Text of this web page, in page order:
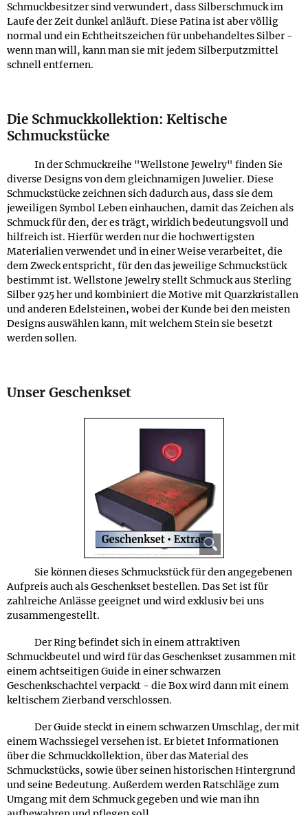
Schmuckbesitzer sind verwundert, dass Silberschmuck im
Laufe der Zeit dunkel anläuft. Diese Patina ist aber völlig
normal und ein Echtheitszeichen für unbehandeltes Silber -
wenn man will, kann man sie mit jedem Silberputzmittel
schnell entfernen.
Die Schmuckkollektion: Keltische
Schmuckstücke
In der Schmuckreihe "Wellstone Jewelry" finden Sie
diverse Designs von dem gleichnamigen Juwelier. Diese
Schmuckstücke zeichnen sich dadurch aus, dass sie dem
jeweiligen Symbol Leben einhauchen, damit das Zeichen als
Schmuck für den, der es trägt, wirklich bedeutungsvoll und
hilfreich ist. Hierfür werden nur die hochwertigsten
Materialien verwendet und in einer Weise verarbeitet, die
dem Zweck entspricht, für den das jeweilige Schmuckstück
bestimmt ist. Wellstone Jewelry stellt Schmuck aus Sterling
Silber 925 her und kombiniert die Motive mit Quarzkristallen
und anderen Edelsteinen, wobei der Kunde bei den meisten
Designs auswählen kann, mit welchem Stein sie besetzt
werden sollen.
Unser Geschenkset
Sie können dieses Schmuckstück für den angegebenen
Aufpreis auch als Geschenkset bestellen. Das Set ist für
zahlreiche Anlässe geeignet und wird exklusiv bei uns
zusammengestellt.
Der Ring befindet sich in einem attraktiven
Schmuckbeutel und wird für das Geschenkset zusammen mit
einem achtseitigen Guide in einer schwarzen
Geschenkschachtel verpackt - die Box wird dann mit einem
keltischem Zierband verschlossen.
Der Guide steckt in einem schwarzen Umschlag, der mit
einem Wachssiegel versehen ist. Er bietet Informationen
über die Schmuckkollektion, über das Material des
Schmuckstücks, sowie über seinen historischen Hintergrund
und seine Bedeutung. Außerdem werden Ratschläge zum
Umgang mit dem Schmuck gegeben und wie man ihn